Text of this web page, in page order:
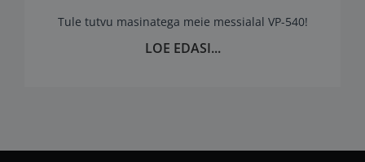
Tule tutvu masinatega meie messialal VP-540!
LOE EDASI...